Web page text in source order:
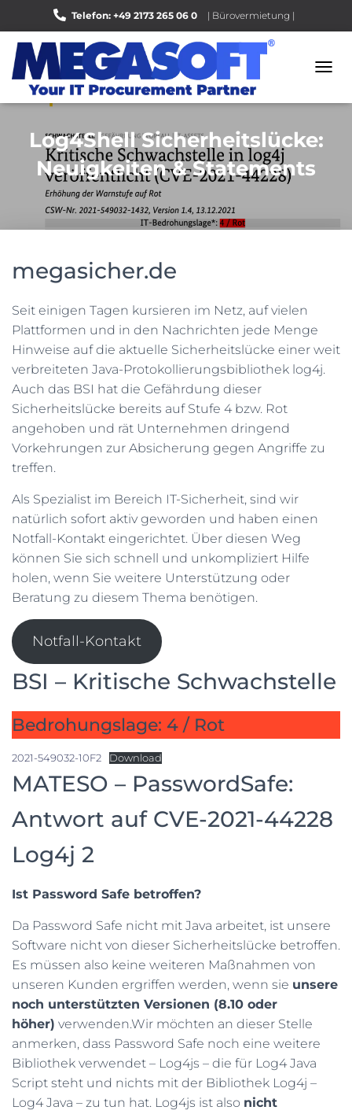
Telefon: +49 2173 265 06 0 | Bürovermietung |
Bewerten Sie uns auf Google |
U
E
Log4Shell Sicherheitslücke:
Neuigkeiten & Statements
megasicher.de
Seit einigen Tagen kursieren im Netz, auf vielen
Plattformen und in den Nachrichten jede Menge
Hinweise auf die aktuelle Sicherheitslücke einer weit
verbreiteten Java-Protokollierungsbibliothek log4j.
Auch das BSI hat die Gefährdung dieser
Sicherheitslücke bereits auf Stufe 4 bzw. Rot
angehoben und rät Unternehmen dringend
Vorkehrungen zur Absicherung gegen Angriffe zu
treffen.
Als Spezialist im Bereich IT-Sicherheit, sind wir
natürlich sofort aktiv geworden und haben einen
Notfall-Kontakt eingerichtet. Über diesen Weg
können Sie sich schnell und unkompliziert Hilfe
holen, wenn Sie weitere Unterstützung oder
Beratung zu diesem Thema benötigen.
Notfall-Kontakt
BSI – Kritische Schwachstelle
Bedrohungslage: 4 / Rot
2021-549032-10F2 Download
MATESO – PasswordSafe:
Antwort auf CVE-2021-44228
Log4j 2
Ist Password Safe betroffen?
Da Password Safe nicht mit Java arbeitet, ist unsere
Software nicht von dieser Sicherheitslücke betroffen.
Es müssen also keine weiteren Maßnahmen von
unseren Kunden ergriffen werden, wenn sie unsere
noch unterstützten Versionen (8.10 oder
höher) verwenden.Wir möchten an dieser Stelle
anmerken, dass Password Safe noch eine weitere
Bibliothek verwendet – Log4js – die für Log4 Java
Script steht und nichts mit der Bibliothek Log4j –
Log4 Java – zu tun hat. Log4js ist also nicht